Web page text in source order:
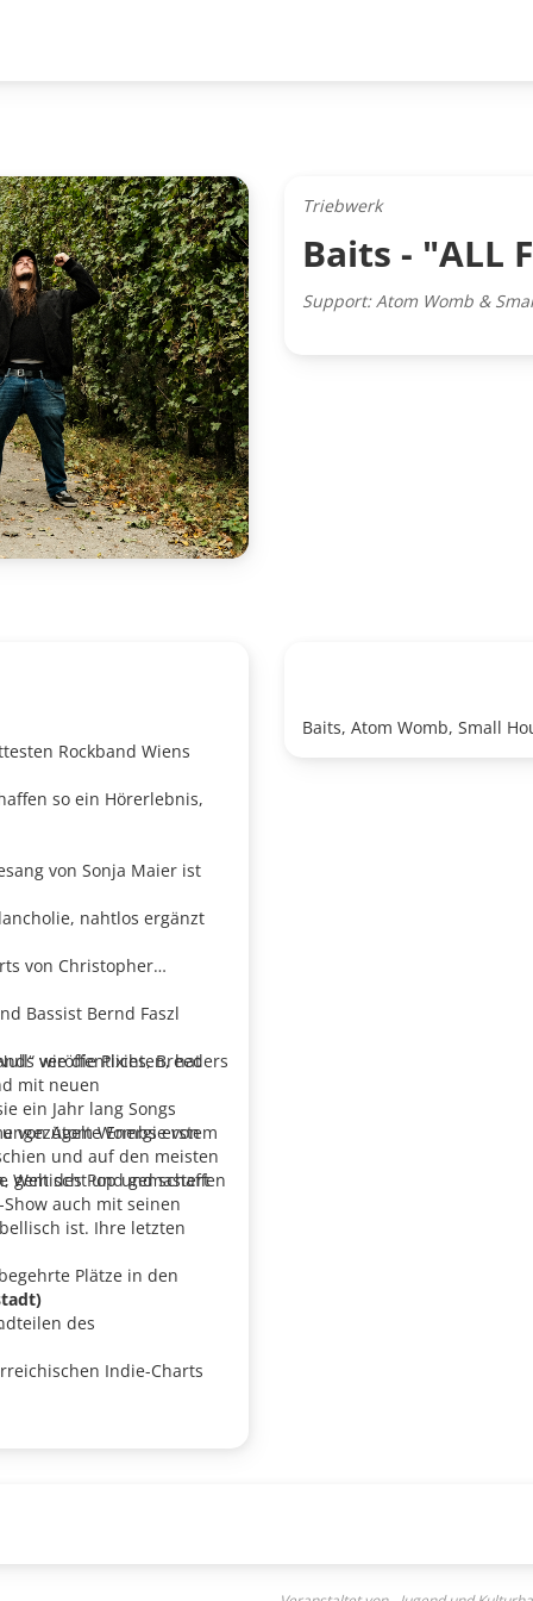
Triebwerk
Baits - "ALL
Support: Atom Womb &
Rockband Wiens
so ein Hörerlebnis,
von Sonja Maier ist
nahtlos ergänzt
von Christopher
Bassist Bernd Faszl
wie die Pixies, Breeders
Energie von
Welt des Pop und schaffen
ist. Ihre letzten
Plätze in den
des
Indie-Charts
Records erscheinen
veröffentlichten, hat
mit neuen
ein Jahr lang Songs
von Atom Wombs erstem
und auf den meisten
gemischt und gemastert
auch mit seinen
Baits, Atom Womb, Small